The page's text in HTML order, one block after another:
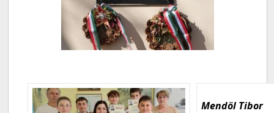
Mendöl Tibor